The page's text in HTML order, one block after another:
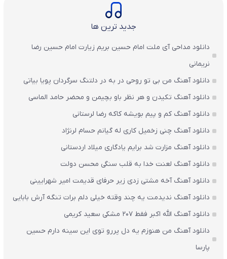
جدید ترین ها
دانلود مداحی آی ملت امام حسین بریم زیارت امام حسین رضا
نریمانی
دانلود آهنگ من بی تو روحی در به در دلتنگ سرگردان پویا بیاتی
دانلود آهنگ تکیدن و هر نظر باو بچیمن و محضر حامد الماسی
دانلود آهنگ کم و پیم بویشه کاکه رضا لرستانی
دانلود آهنگ چنی زخمیل کاری له گیانم حسام لرنژاد
دانلود آهنگ مزارت شد برایم یادگاری میلاد اردستانی
دانلود آهنگ لعنت خدا به قلب سنگی محسن دولت
دانلود آهنگ آخه مشتی زدی زیر حرفای قدیمت امیر شهرایینی
دانلود آهنگ ندیدمت یه چند وقته خیلی دلم برات تنگه آرش بابایی
دانلود آهنگ الله اکبر فقط 207 مشکی سعید کریمی
دانلود آهنگ من هنوزم یه دل پررو توی این سینه دارم حسین
پارسا